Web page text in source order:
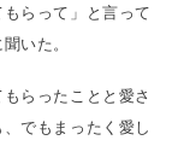
らって」と言って
いた。
らったことと愛さ
でもまったく愛し